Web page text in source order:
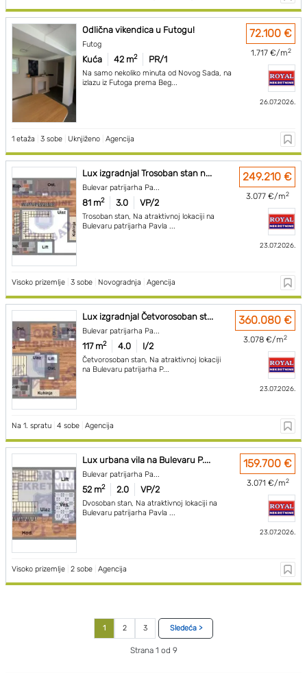
Odlična vikendica u Futogu!
Futog
Kuća 42 m2 PR/1
Na samo nekoliko minuta od Novog Sada, na
izlazu iz Futoga prema Beg...
72.100 €
1.717 €/m2
26.07.2026.
1 etaža 3 sobe Uknjiženo Agencija
Lux izgradnja! Trosoban stan n...
Bulevar patrijarha Pa...
81 m2 3.0 VP/2
Trosoban stan, Na atraktivnoj lokaciji na
Bulevaru patrijarha Pavla ...
249.210 €
3.077 €/m2
23.07.2026.
Visoko prizemlje 3 sobe Novogradnja Agencija
Lux izgradnja! Četvorosoban st...
Bulevar patrijarha Pa...
117 m2 4.0 I/2
Četvorosoban stan, Na atraktivnoj lokaciji
na Bulevaru patrijarha P...
360.080 €
3.078 €/m2
23.07.2026.
Na 1. spratu 4 sobe Agencija
Lux urbana vila na Bulevaru P....
Bulevar patrijarha Pa...
52 m2 2.0 VP/2
Dvosoban stan, Na atraktivnoj lokaciji na
Bulevaru patrijarha Pavla ...
159.700 €
3.071 €/m2
23.07.2026.
Visoko prizemlje 2 sobe Agencija
1 2 3 Sledeća >
Strana 1 od 9